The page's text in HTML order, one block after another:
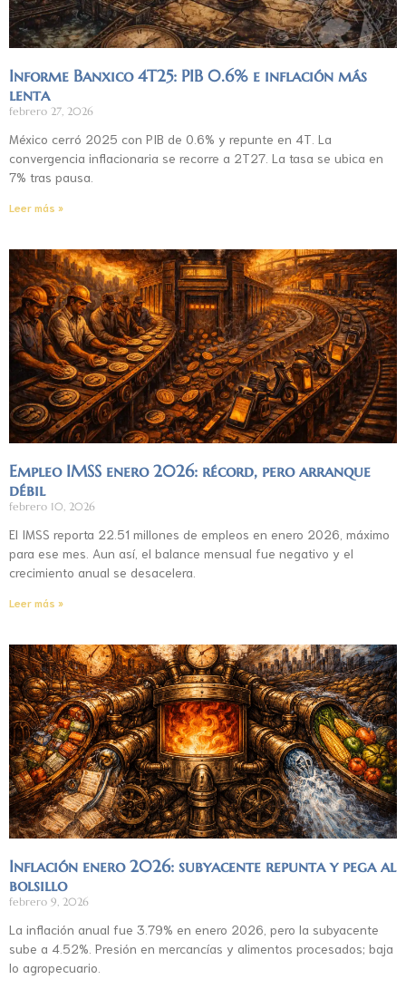
Informe Banxico 4T25: PIB 0.6% e inflación más
lenta
febrero 27, 2026
México cerró 2025 con PIB de 0.6% y repunte en 4T. La
convergencia inflacionaria se recorre a 2T27. La tasa se ubica en
7% tras pausa.
Leer más »
Empleo IMSS enero 2026: récord, pero arranque
débil
febrero 10, 2026
El IMSS reporta 22.51 millones de empleos en enero 2026, máximo
para ese mes. Aun así, el balance mensual fue negativo y el
crecimiento anual se desacelera.
Leer más »
Inflación enero 2026: subyacente repunta y pega al
bolsillo
febrero 9, 2026
La inflación anual fue 3.79% en enero 2026, pero la subyacente
sube a 4.52%. Presión en mercancías y alimentos procesados; baja
lo agropecuario.